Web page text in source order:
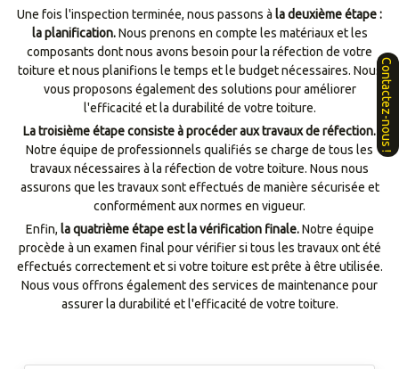
Une fois l'inspection terminée, nous passons à la deuxième étape :
la planification.Nous prenons en compte les matériaux et les
composants dont nous avons besoin pour la réfection de votre
toiture et nous planifions le temps et le budget nécessaires. Nous
vous proposons également des solutions pour améliorer
l'efficacité et la durabilité de votre toiture.
La troisième étape consiste à procéder aux travaux de réfection.
Notre équipe de professionnels qualifiés se charge de tous les
travaux nécessaires à la réfection de votre toiture. Nous nous
assurons que les travaux sont effectués de manière sécurisée et
conformément aux normes en vigueur.
Enfin, la quatrième étape est la vérification finale.Notre équipe
procède à un examen final pour vérifier si tous les travaux ont été
effectués correctement et si votre toiture est prête à être utilisée.
Nous vous offrons également des services de maintenance pour
assurer la durabilité et l'efficacité de votre toiture.